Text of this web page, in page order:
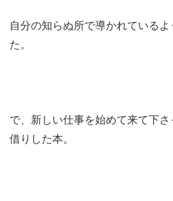
自分の知らぬ所で導かれているよ
た。
で、新しい仕事を始めて来て下
借りした本。